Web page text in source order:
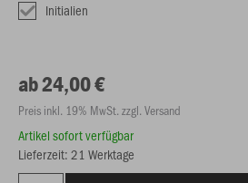
Initialien
ab 24,00 €
Preis inkl. 19% MwSt. zzgl. Versand
Artikel sofort verfügbar
Lieferzeit: 21 Werktage